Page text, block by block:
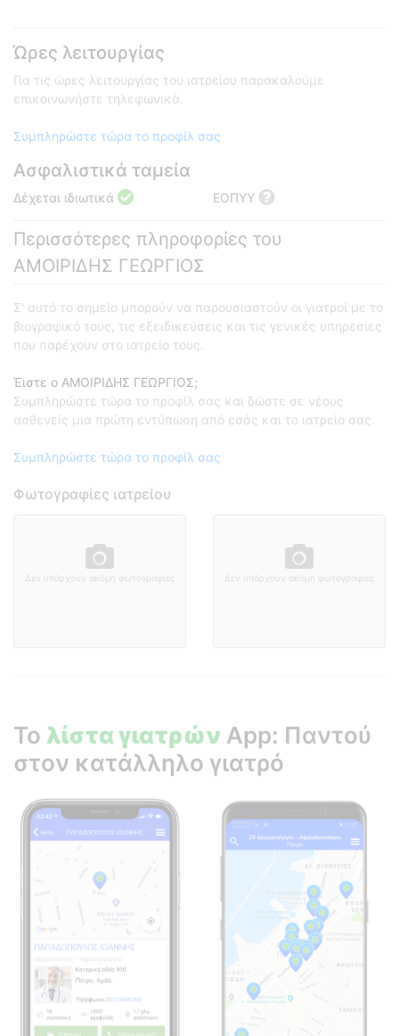
Ώρες λειτουργίας
Για τις ώρες λειτουργίας του ιατρείου παρακαλούμε
επικοινωνήστε τηλεφωνικά.
Συμπληρώστε τώρα το προφίλ σας
Ασφαλιστικά ταμεία
Δέχεται ιδιωτικά ΕΟΠΥΥ
Περισσότερες πληροφορίες του
ΑΜΟΙΡΙΔΗΣ ΓΕΩΡΓΙΟΣ
Σ' αυτό το σημείο μπορούν να παρουσιαστούν οι γιατροί με το
βιογραφικό τους, τις εξειδικεύσεις και τις γενικές υπηρεσίες
που παρέχουν στο ιατρείο τους.
Έιστε ο ΑΜΟΙΡΙΔΗΣ ΓΕΩΡΓΙΟΣ;
Συμπληρώστε τώρα το προφίλ σας και δώστε σε νέους
ασθενείς μια πρώτη εντύπωση από εσάς και το ιατρείο σας.
Συμπληρώστε τώρα το προφίλ σας
Φωτογραφίες ιατρείου
Δεν υπάρχουν ακόμη φωτογραφίες Δεν υπάρχουν ακόμη φωτογραφίες
Το λίστα γιατρών App: Παντού
στον κατάλληλο γιατρό